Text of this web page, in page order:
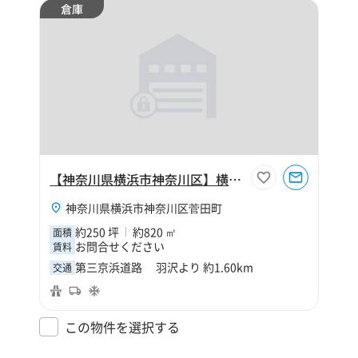
倉庫
【神奈川県横浜市神奈川区】横浜市神奈川区菅田町250坪倉庫
神奈川県横浜市神奈川区菅田町
面積 約250 坪 約820 ㎡
賃料 お問合せください
交通 第三京浜道路 羽沢より 約1.60km
この物件を選択する